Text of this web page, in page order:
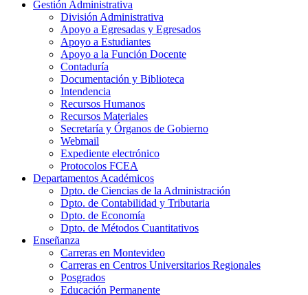
Gestión Administrativa
División Administrativa
Apoyo a Egresadas y Egresados
Apoyo a Estudiantes
Apoyo a la Función Docente
Contaduría
Documentación y Biblioteca
Intendencia
Recursos Humanos
Recursos Materiales
Secretaría y Órganos de Gobierno
Webmail
Expediente electrónico
Protocolos FCEA
Departamentos Académicos
Dpto. de Ciencias de la Administración
Dpto. de Contabilidad y Tributaria
Dpto. de Economía
Dpto. de Métodos Cuantitativos
Enseñanza
Carreras en Montevideo
Carreras en Centros Universitarios Regionales
Posgrados
Educación Permanente